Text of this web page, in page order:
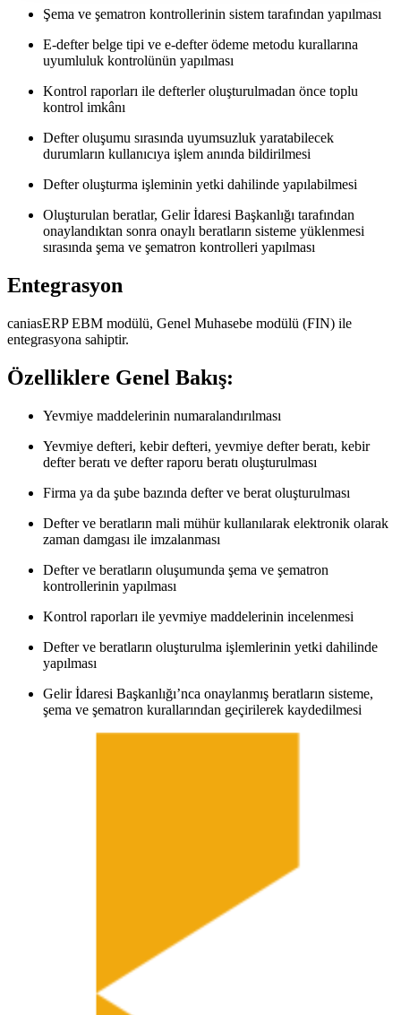
Şema ve şematron kontrollerinin sistem tarafından yapılması
E-defter belge tipi ve e-defter ödeme metodu kurallarına
uyumluluk kontrolünün yapılması
Kontrol raporları ile defterler oluşturulmadan önce toplu
kontrol imkânı
Defter oluşumu sırasında uyumsuzluk yaratabilecek
durumların kullanıcıya işlem anında bildirilmesi
Defter oluşturma işleminin yetki dahilinde yapılabilmesi
Oluşturulan beratlar, Gelir İdaresi Başkanlığı tarafından
onaylandıktan sonra onaylı beratların sisteme yüklenmesi
sırasında şema ve şematron kontrolleri yapılması
Entegrasyon
caniasERP EBM modülü, Genel Muhasebe modülü (FIN) ile
entegrasyona sahiptir.
Özelliklere Genel Bakış:
Yevmiye maddelerinin numaralandırılması
Yevmiye defteri, kebir defteri, yevmiye defter beratı, kebir
defter beratı ve defter raporu beratı oluşturulması
Firma ya da şube bazında defter ve berat oluşturulması
Defter ve beratların mali mühür kullanılarak elektronik olarak
zaman damgası ile imzalanması
Defter ve beratların oluşumunda şema ve şematron
kontrollerinin yapılması
Kontrol raporları ile yevmiye maddelerinin incelenmesi
Defter ve beratların oluşturulma işlemlerinin yetki dahilinde
yapılması
Gelir İdaresi Başkanlığı’nca onaylanmış beratların sisteme,
şema ve şematron kurallarından geçirilerek kaydedilmesi